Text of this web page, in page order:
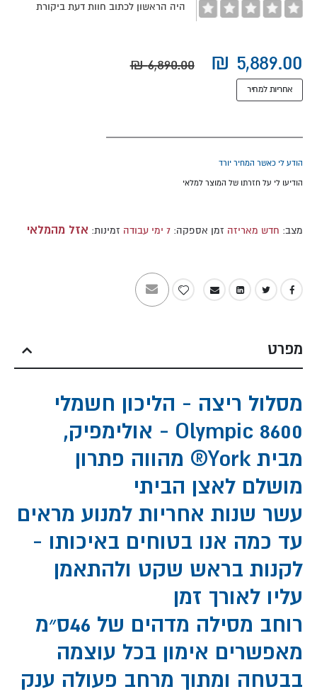
היה הראשון לכתוב חוות דעת ביקורת
‏6,890.00 ₪
אחריות למחיר
הודע לי כאשר המחיר יורד
הודיעו לי על חזרתו של המוצר למלאי
מצב: חדש מאריזה זמן אספקה: 7 ימי עבודה זמינות: אזל מהמלאי
מפרט
מסלול ריצה - הליכון חשמלי
Olympic 8600 - אולימפיק,
מבית York® מהווה פתרון
מושלם לאצן הביתי
עשר שנות אחריות למנוע מראים
עד כמה אנו בטוחים באיכותו -
לקנות בראש שקט ולהתאמן
עליו לאורך זמן
רוחב מסילה מדהים של 46ס״מ
מאפשרים אימון בכל עוצמה
בבטחה ומתוך מרחב פעולה ענק